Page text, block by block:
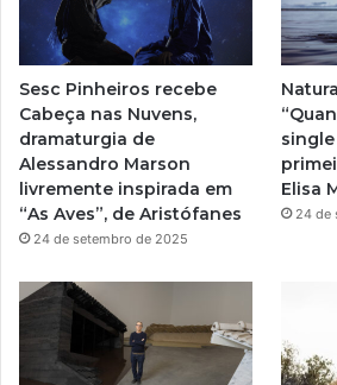
e
g
r
a
m
Sesc Pinheiros recebe
Cabeça nas Nuvens,
dramaturgia de
Alessandro Marson
livremente inspirada em
“As Aves”, de Aristófanes
24 de setembro de 2025
Elisa
24 de